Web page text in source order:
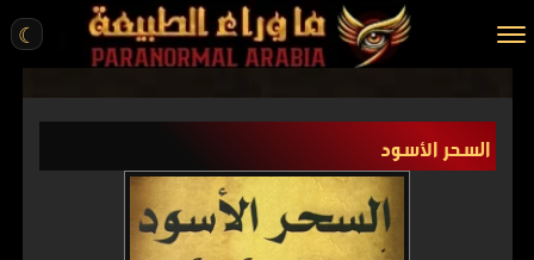
☾
الرئيسية
مقالات
السحر الأسود